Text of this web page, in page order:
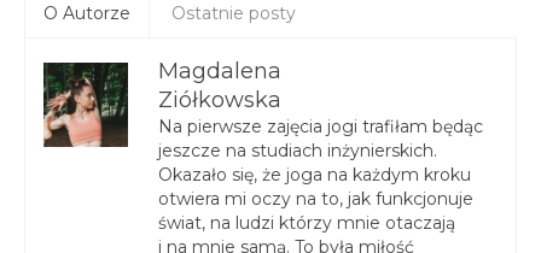
O Autorze Ostatnie posty
Magdalena
Ziółkowska
Na pierwsze zajęcia jogi trafiłam będąc
jeszcze na studiach inżynierskich.
Okazało się, że joga na każdym kroku
otwiera mi oczy na to, jak funkcjonuje
świat, na ludzi którzy mnie otaczają
i na mnie samą. To była miłość